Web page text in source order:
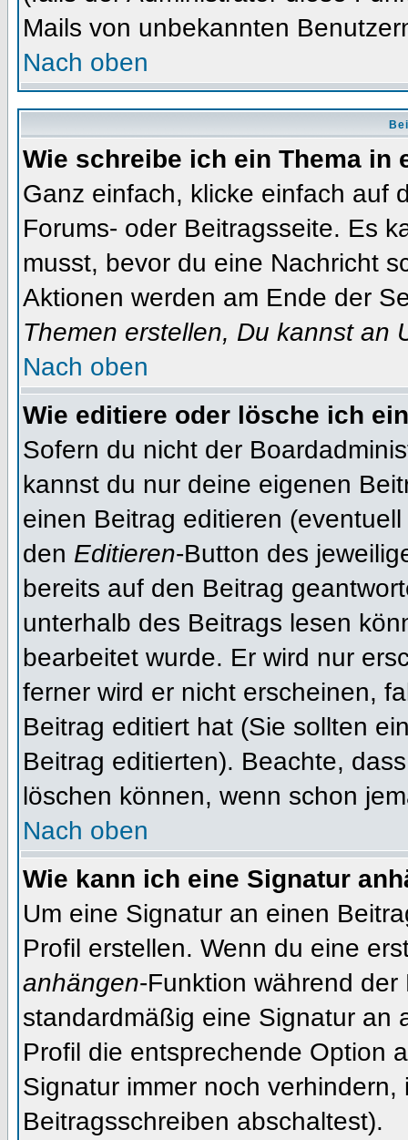
Mails von unbekannten
Nach oben
Wie schreibe ich ein Thema in
Ganz einfach, klicke einfach auf
Forums- oder Beitragsseite. Es
musst, bevor du eine Nachricht
Aktionen werden am Ende der
Themen erstellen, Du kannst an
Nach oben
Wie editiere oder lösche ich
Sofern du nicht der
kannst du nur deine eigenen
einen Beitrag editieren
den Editieren-Button des
bereits auf den Beitrag
unterhalb des Beitrags lesen
bearbeitet wurde. Er wird nur
ferner wird er nicht erscheinen,
Beitrag editiert hat (Sie sollten
Beitrag editierten). Beachte,
löschen können, wenn schon
Nach oben
Wie kann ich eine Signatur
Um eine Signatur an einen
Profil erstellen. Wenn du eine
anhängen-Funktion während
standardmäßig eine Signatur an
Profil die entsprechende Option
Signatur immer noch
Beitragsschreiben abschaltest).